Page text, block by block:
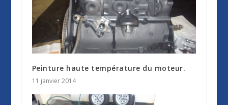
Peinture haute température du moteur.
11 janvier 2014